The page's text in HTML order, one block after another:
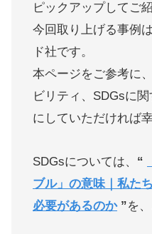
ピックアップしてご
今回取り上げる事例
ド社です。
本ページをご参考に
ビリティ、SDGsに
にしていただければ幸
SDGsについては、 “
ブル」の意味｜私た
必要があるのか”を